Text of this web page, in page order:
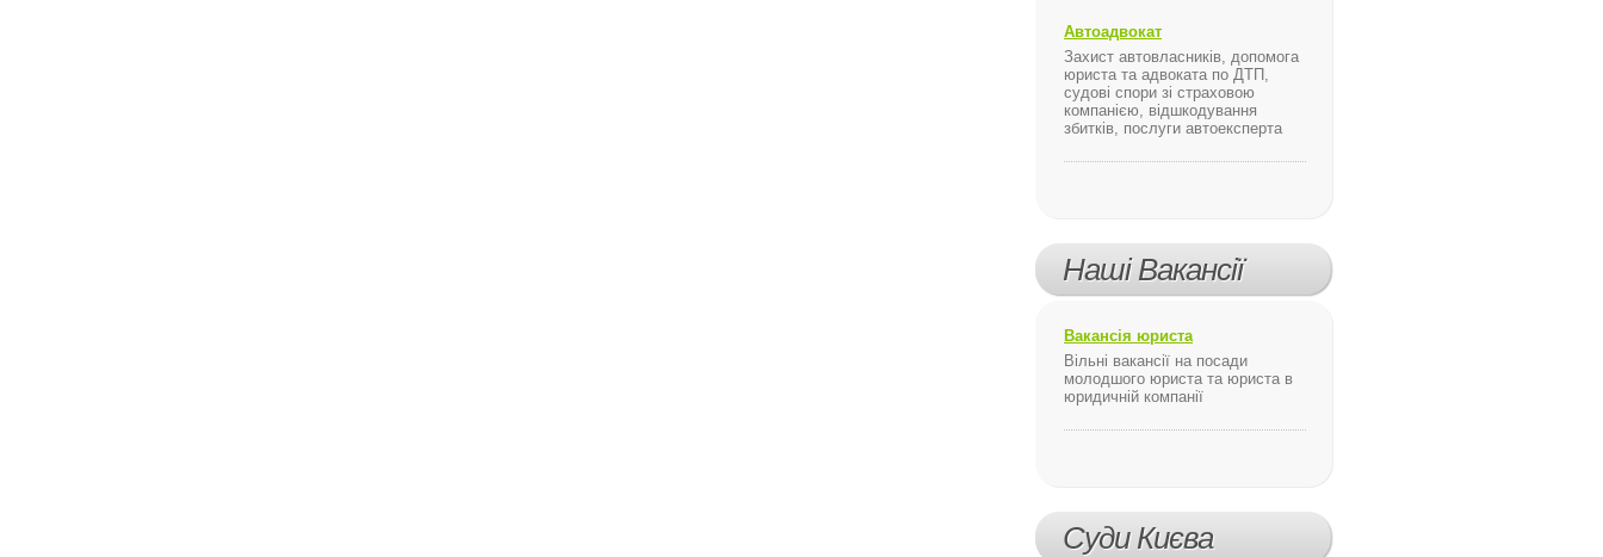
Автоадвокат
Захист автовласників, допомога
юриста та адвоката по ДТП,
судові спори зі страховою
компанією, відшкодування
збитків, послуги автоексперта
Наші Вакансії
Вакансія юриста
Вільні вакансії на посади
молодшого юриста та юриста в
юридичній компанії
Суди Києва